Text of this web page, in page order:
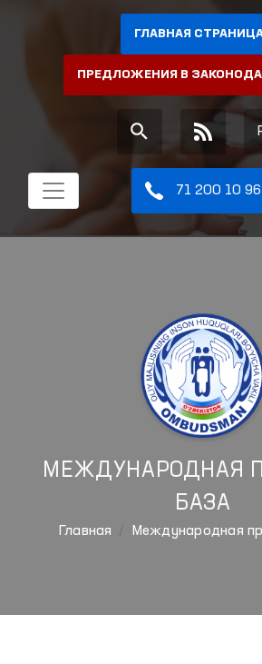
ГЛАВНАЯ
ПРЕДЛОЖЕНИЯ В
71 200 10 96
МЕЖДУНАРОДНАЯ
БАЗА
Главная Международная